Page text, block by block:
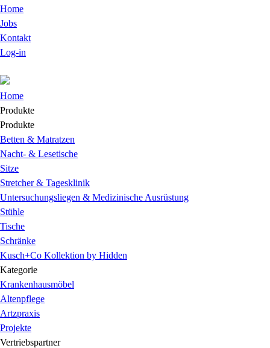
Home
Jobs
Kontakt
Log-in
Home
Produkte
Produkte
Betten & Matratzen
Nacht- & Lesetische
Sitze
Stretcher & Tagesklinik
Untersuchungsliegen & Medizinische Ausrüstung
Stühle
Tische
Schränke
Kusch+Co Kollektion by Hidden
Kategorie
Krankenhausmöbel
Altenpflege
Artzpraxis
Projekte
Vertriebspartner